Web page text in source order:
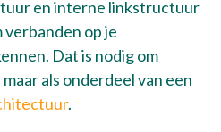
en interne linkstructuur
op je
Dat is nodig om
als onderdeel van een
.